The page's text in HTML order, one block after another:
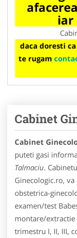
iar
daca doresti
te rugam
Cabinet
Cabinet
puteti gasi
Talmaciu.
Ginecologic.ro,
obstetrica-
examen/test
montare/
trimestru I, II, III,